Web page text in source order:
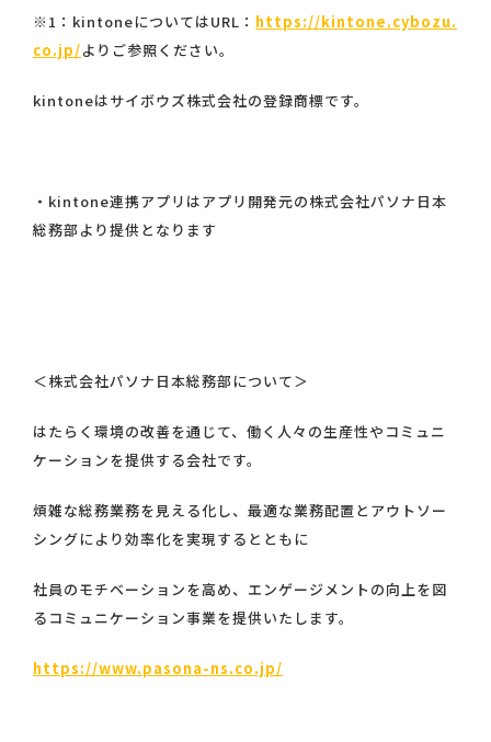
※1：kintoneについてはURL： https://kintone.cybozu.
co.jp/よりご参照ください。
kintoneはサイボウズ株式会社の登録商標です。
・kintone連携アプリはアプリ開発元の株式会社パソナ日本
総務部より提供となります
＜株式会社パソナ日本総務部について＞
はたらく環境の改善を通じて、働く人々の生産性やコミュニ
ケーションを提供する会社です。
煩雑な総務業務を見える化し、最適な業務配置とアウトソー
シングにより効率化を実現するとともに
社員のモチベーションを高め、エンゲージメントの向上を図
るコミュニケーション事業を提供いたします。
https://www.pasona-ns.co.jp/